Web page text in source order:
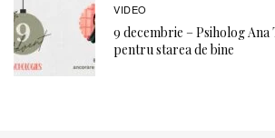
VIDEO
9 decembrie – Psiholog Ana
pentru starea de bine